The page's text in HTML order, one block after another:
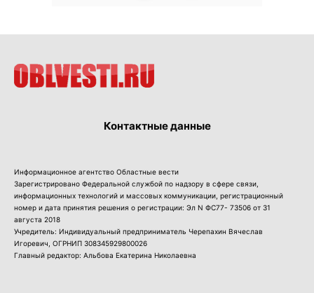
Контактные данные
Информационное агентство Областные вести
Зарегистрировано Федеральной службой по надзору в сфере связи,
информационных технологий и массовых коммуникации, регистрационный
номер и дата принятия решения о регистрации: Эл N ФС77- 73506 от 31
августа 2018
Учредитель: Индивидуальный предприниматель Черепахин Вячеслав
Игоревич, ОГРНИП 308345929800026
Главный редактор: Альбова Екатерина Николаевна